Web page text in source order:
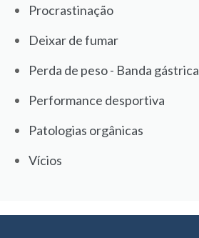
Procrastinação
Deixar de fumar
Perda de peso - Banda gástrica
Performance desportiva
Patologias orgânicas
Vícios